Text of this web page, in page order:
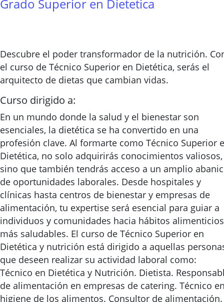
Grado Superior en Dietetica
Descubre el poder transformador de la nutrición.
el curso de Técnico Superior en Dietética, serás el
arquitecto de dietas que cambian vidas.
Curso dirigido a:
En un mundo donde la salud y el bienestar son
esenciales, la dietética se ha convertido en una
profesión clave. Al formarte como Técnico Superior
Dietética, no solo adquirirás conocimientos valiosos,
sino que también tendrás acceso a un amplio
de oportunidades laborales. Desde hospitales y
clínicas hasta centros de bienestar y empresas de
alimentación, tu expertise será esencial para guiar a
individuos y comunidades hacia hábitos alimenticios
más saludables. El curso de Técnico Superior en
Dietética y nutrición está dirigido a aquellas
que deseen realizar su actividad laboral como:
Técnico en Dietética y Nutrición. Dietista.
de alimentación en empresas de catering. Técnico
higiene de los alimentos. Consultor de alimentación.